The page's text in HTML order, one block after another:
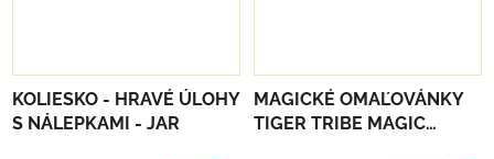
KOLIESKO - HRAVÉ ÚLOHY
S NÁLEPKAMI - JAR
MAGICKÉ OMAĽOVÁNKY
TIGER TRIBE MAGIC